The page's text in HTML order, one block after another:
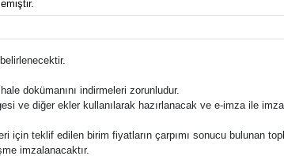
dokümanını indirmeleri zorunludur.
ve diğer ekler kullanılarak hazırlanacak ve e-imza ile
teklif edilen birim fiyatların çarpımı sonucu bulunan
imzalanacaktır.